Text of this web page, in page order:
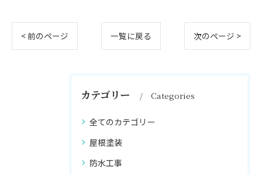
< 前のページ 一覧に戻る 次のページ >
カテゴリー Categories
全てのカテゴリー
屋根塗装
防水工事